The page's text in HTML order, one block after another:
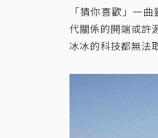
「猜你喜歡」一
代關係的開端或許
冰冰的科技都無法